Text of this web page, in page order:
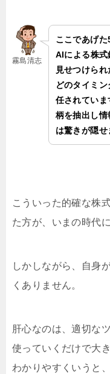
霧島清志
ここであげた
AIによる株式
見せつけられ
どのタイミ
任されてい
柄を抽出し
は驚きが隠せ
こういった的確な株
た方が、いまの時代
しかしながら、自身
くありません。
肝心なのは、適切な
使っていくだけで大
わかりやすくいうと